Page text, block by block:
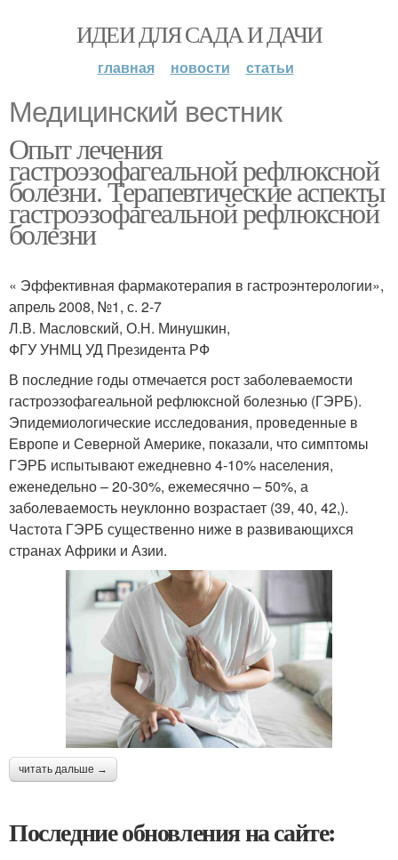
ИДЕИ ДЛЯ САДА И ДАЧИ
главная новости статьи
Медицинский вестник
Опыт лечения
гастроэзофагеальной рефлюксной
болезни. Терапевтические аспекты
гастроэзофагеальной рефлюксной
болезни
« Эффективная фармакотерапия в гастроэнтерологии»,
апрель 2008, №1, с. 2-7
Л.В. Масловский, О.Н. Минушкин,
ФГУ УНМЦ УД Президента РФ
В последние годы отмечается рост заболеваемости
гастроэзофагеальной рефлюксной болезнью (ГЭРБ).
Эпидемиологические исследования, проведенные в
Европе и Северной Америке, показали, что симптомы
ГЭРБ испытывают ежедневно 4-10% населения,
еженедельно – 20-30%, ежемесячно – 50%, а
заболеваемость неуклонно возрастает (39, 40, 42,).
Частота ГЭРБ существенно ниже в развивающихся
странах Африки и Азии.
читать дальше →
Последние обновления на сайте: